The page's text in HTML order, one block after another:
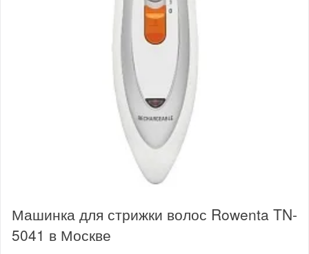
Машинка для стрижки волос Rowenta TN-
5041 в Москве